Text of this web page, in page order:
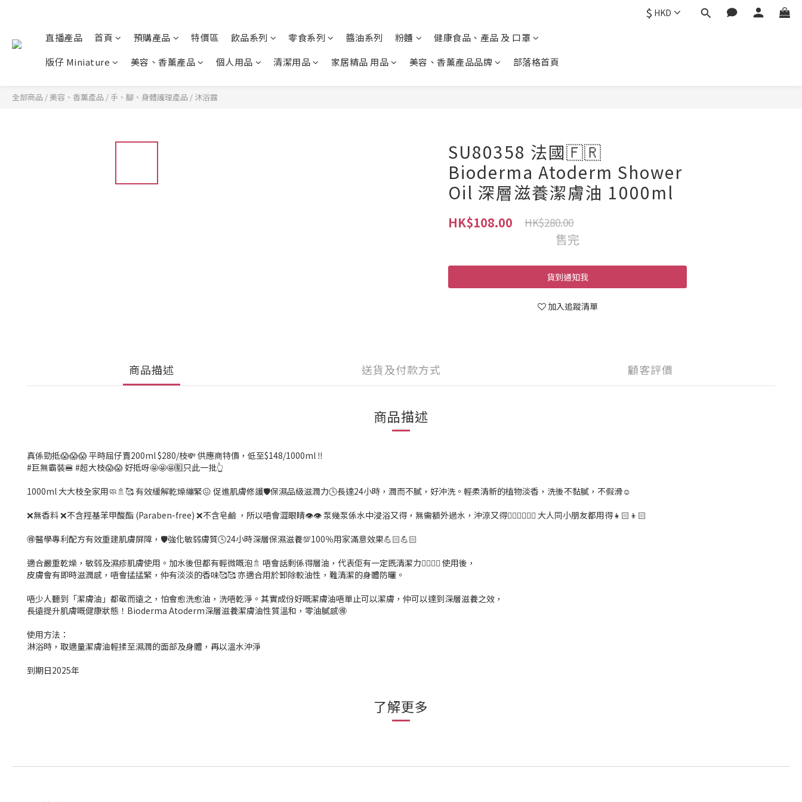
$ HKD
直播產品 首頁 預購產品 特價區 飲品系列 零食系列 醬油系列 粉麵
健康食品、產品 及 口罩
版仔 Miniature
美容、香薰產品 個人用品 清潔用品 家居精品 用品 美容、香薰產品品牌 部落格首頁
全部商品 / 美容、香薰產品 /手、腳、身體護理產品 / 沐浴露
SU80358 法國🇫🇷
Bioderma Atoderm Shower
Oil 深層滋養潔膚油 1000ml
HK$108.00 HK$280.00
售完
貨到通知我
加入追蹤清單
商品描述 送貨及付款方式 顧客評價
商品描述
真係勁抵😱😱😱 平時屈仔賣200ml $280/枝💸 供應商特價，低至$148/1000ml ‼️
#巨無霸裝🍔 #超大枝😱😱 好抵呀🤩🤩🤩🈹只此一批👆
1000ml 大大枝全家用🧼🚿🥰 有效緩解乾燥繃緊😖 促進肌膚修護🛡保濕品級滋潤力🕓長達24小時，潤而不膩，好沖洗。輕柔清新的植物淡香，洗後不黏膩，不假滑☺️
❌無香料 ❌不含羥基苯甲酸酯 (Paraben-free) ❌不含皂鹼 ，所以唔會澀眼睛👁👁 泵幾泵係水中浸浴又得，無需額外過水，沖涼又得🙆🏻‍♀️🙆🏻‍♀️ 大人同小朋友都用得👧🏻👦🏻
🉐醫學專利配方有效重建肌膚屏障，🛡強化敏弱膚質🕓24小時深層保濕滋養💯100％用家滿意效果💪🏻💪🏻
適合嚴重乾燥，敏弱及濕疹肌膚使用。加水後但都有輕微嘅泡🚿 唔會話剩係得層油，代表佢有一定既清潔力👍🏻👍🏻 使用後，
皮膚會有即時滋潤感，唔會掹掹緊，仲有淡淡的香味🥰🥰 亦適合用於卸除較油性，難清潔的身體防曬。
唔少人聽到「潔膚油」都敬而遠之，怕會愈洗愈油，洗唔乾淨。其實成份好嘅潔膚油唔單止可以潔膚，仲可以達到深層滋養之效，
長遠提升肌膚嘅健康狀態！Bioderma Atoderm深層滋養潔膚油性質溫和，零油膩感🉐
使用方法：
淋浴時，取適量潔膚油輕揉至濕潤的面部及身體，再以溫水沖淨
到期日2025年
了解更多